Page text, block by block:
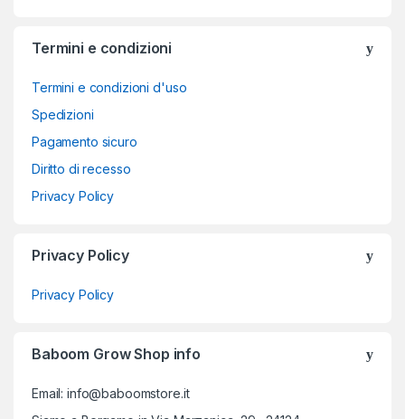
Termini e condizioni
Termini e condizioni d'uso
Spedizioni
Pagamento sicuro
Diritto di recesso
Privacy Policy
Privacy Policy
Privacy Policy
Baboom Grow Shop info
Email: info@baboomstore.it